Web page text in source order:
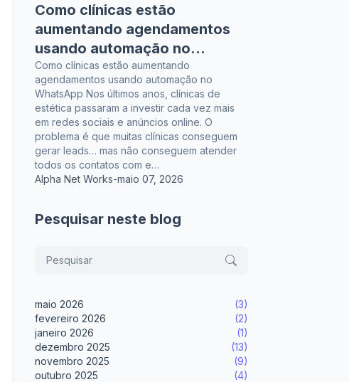
Como clínicas estão
aumentando agendamentos
usando automação no
WhatsApp
Como clínicas estão aumentando
agendamentos usando automação no
WhatsApp Nos últimos anos, clínicas de
estética passaram a investir cada vez mais
em redes sociais e anúncios online. O
problema é que muitas clínicas conseguem
gerar leads… mas não conseguem atender
todos os contatos com e…
Alpha Net Works-maio 07, 2026
Pesquisar neste blog
maio 2026
(3)
fevereiro 2026
(2)
janeiro 2026
(1)
dezembro 2025
(13)
novembro 2025
(9)
outubro 2025
(4)